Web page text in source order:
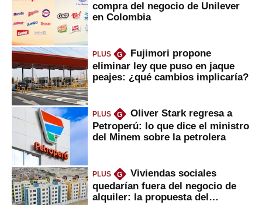
compra del negocio de Unilever
en Colombia
PLUS G
Fujimori propone
eliminar ley que puso en jaque
peajes: ¿qué cambios implicaría?
PLUS G
Oliver Stark regresa a
Petroperú: lo que dice el ministro
del Minem sobre la petrolera
PLUS G
Viviendas sociales
quedarían fuera del negocio de
alquiler: la propuesta del